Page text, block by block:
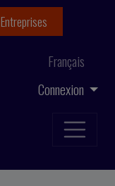
Connexion
Français